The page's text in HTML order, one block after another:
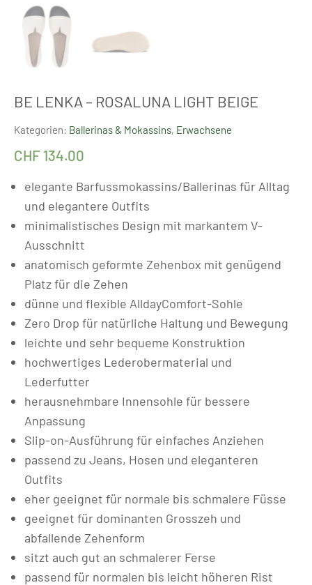
BE LENKA – ROSALUNA LIGHT BEIGE
Kategorien: Ballerinas & Mokassins, Erwachsene
CHF 134.00
elegante Barfussmokassins/Ballerinas für Alltag
und elegantere Outfits
minimalistisches Design mit markantem V-
Ausschnitt
anatomisch geformte Zehenbox mit genügend
Platz für die Zehen
dünne und flexible AlldayComfort-Sohle
Zero Drop für natürliche Haltung und Bewegung
leichte und sehr bequeme Konstruktion
hochwertiges Lederobermaterial und
Lederfutter
herausnehmbare Innensohle für bessere
Anpassung
Slip-on-Ausführung für einfaches Anziehen
passend zu Jeans, Hosen und eleganteren
Outfits
eher geeignet für normale bis schmalere Füsse
geeignet für dominanten Grosszeh und
abfallende Zehenform
sitzt auch gut an schmalerer Ferse
passend für normalen bis leicht höheren Rist